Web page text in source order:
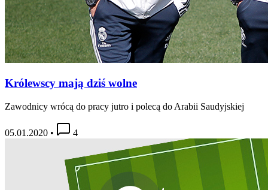
Królewscy mają dziś wolne
Zawodnicy wrócą do pracy jutro i polecą do Arabii Saudyjskiej
05.01.2020 • 4